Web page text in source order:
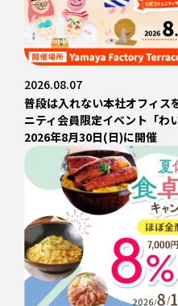
2026.08.07
普段は入れない本社オフィス
ニティ会員限定イベント「わ
2026年8月30日(日)に開催